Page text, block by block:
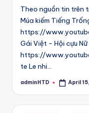
Theo nguồn tin trên
Múa kiếm Tiếng
https://
Gái Việt - Hội cựu
https://
te Le nhi…
Posted
adminHTD April